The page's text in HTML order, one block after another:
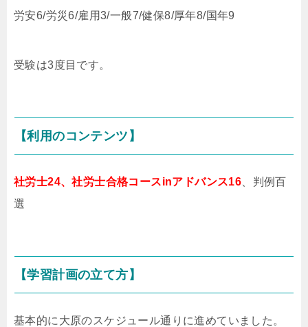
労安6/労災6/雇用3/一般7/健保8/厚年8/国年9
受験は3度目です。
【利用のコンテンツ】
社労士24、社労士合格コースinアドバンス16 、判例百
選
【学習計画の立て方】
基本的に大原のスケジュール通りに進めていました。